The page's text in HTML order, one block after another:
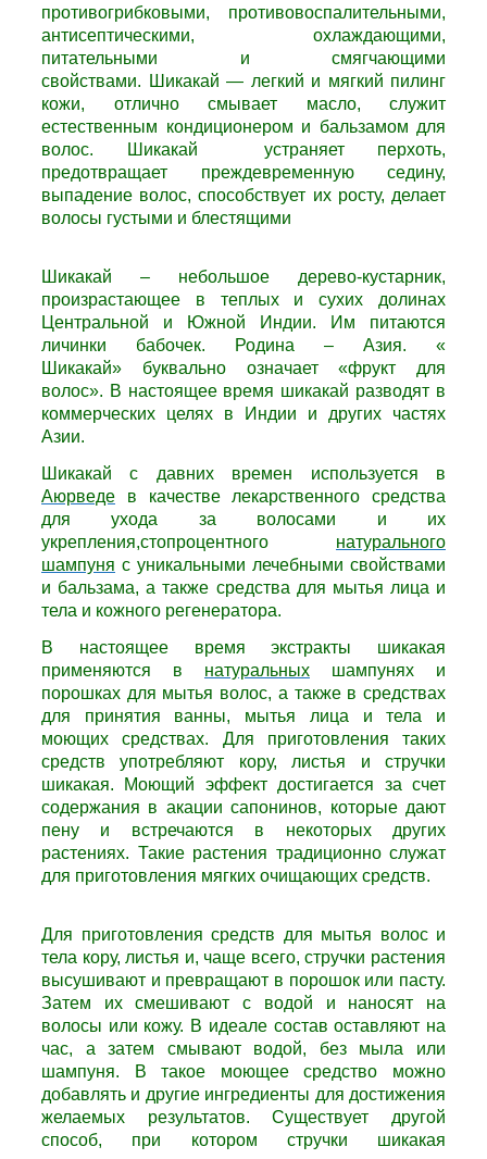
противогрибковыми, противовоспалительными,
антисептическими, охлаждающими,
питательными и смягчающими
свойствами.
Шикакай — легкий и мягкий пилинг
кожи, отлично смывает масло, служит
естественным кондиционером и бальзамом для
волос.
Шикакай устраняет перхоть,
предотвращает преждевременную седину,
выпадение волос, способствует их росту, делает
волосы густыми и блестящими
Шикакай – небольшое дерево-кустарник,
произрастающее в теплых и сухих долинах
Центральной и Южной Индии. Им питаются
личинки бабочек. Родина – Азия. «
Шикакай» буквально означает «фрукт для
волос». В настоящее время шикакай разводят в
коммерческих целях в Индии и других частях
Азии.
Шикакай с давних времен используется в
Аюрведе в качестве лекарственного средства
для ухода за волосами и их
укрепления,стопроцентного натурального
шампуня с уникальными лечебными свойствами
и бальзама, а также средства для мытья лица и
тела и кожного регенератора.
В настоящее время экстракты шикакая
применяются в натуральных шампунях и
порошках для мытья волос, а также в средствах
для принятия ванны, мытья лица и тела и
моющих средствах. Для приготовления таких
средств употребляют кору, листья и стручки
шикакая. Моющий эффект достигается за счет
содержания в акации сапонинов, которые дают
пену и встречаются в некоторых других
растениях. Такие растения традиционно служат
для приготовления мягких очищающих средств.
Для приготовления средств для мытья волос и
тела кору, листья и, чаще всего, стручки растения
высушивают и превращают в порошок или пасту.
Затем их смешивают с водой и наносят на
волосы или кожу. В идеале состав оставляют на
час, а затем смывают водой, без мыла или
шампуня. В такое моющее средство можно
добавлять и другие ингредиенты для достижения
желаемых результатов. Существует другой
способ, при котором стручки шикакая